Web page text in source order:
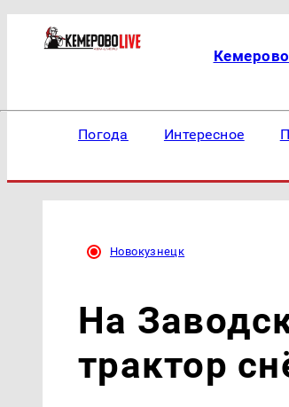
Кемерово
Погода Интересное
Новокузнецк
На
трактор